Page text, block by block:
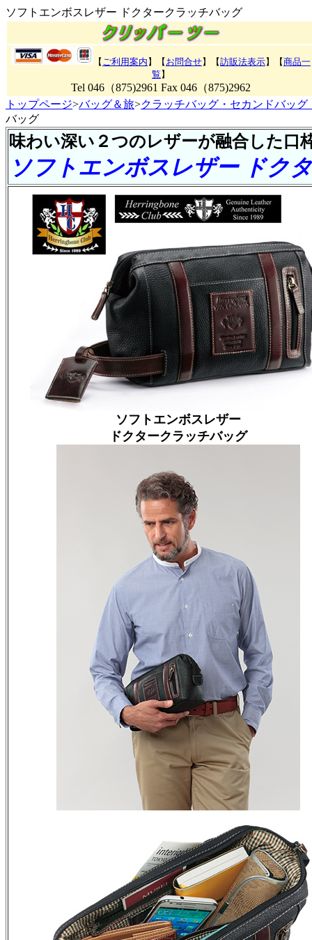
ソフトエンボスレザー ドクタークラッチバッグ
【 ご利用案内 】【 お問合せ】【訪販法表示】【商品一
覧 】
Tel 046（875)2961 Fax 046（875)2962
トップページ>バッグ＆旅>クラッチバッグ・セカンドバッ
バッグ
味わい深い２つのレザーが融合した口
ソフトエンボスレザー ドク
ソフトエンボスレザー
ドクタークラッチバッグ